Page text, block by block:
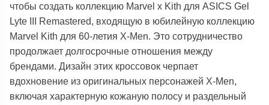
чтобы создать коллекцию Marvel x Kith для ASICS Gel
Lyte III Remastered, входящую в юбилейную коллекцию
Marvel Kith для 60-летия X-Men. Это сотрудничество
продолжает долгосрочные отношения между
брендами. Дизайн этих кроссовок черпает
вдохновение из оригинальных персонажей X-Men,
включая характерную кожаную полосу и раздельный